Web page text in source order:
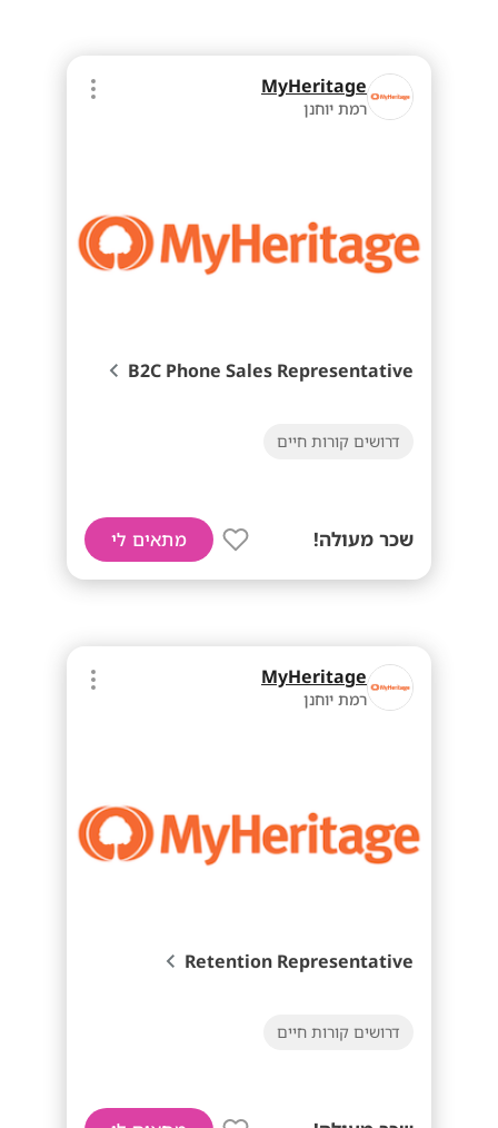
MyHeritage
רמת יוחנן
B2C Phone Sales Representative
דרושים קורות חיים
שכר מעולה! מתאים לי
MyHeritage
רמת יוחנן
Retention Representative
דרושים קורות חיים